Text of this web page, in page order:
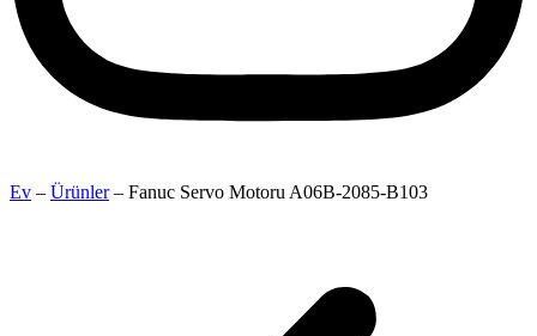
Ev – Ürünler– Fanuc Servo Motoru A06B-2085-B103